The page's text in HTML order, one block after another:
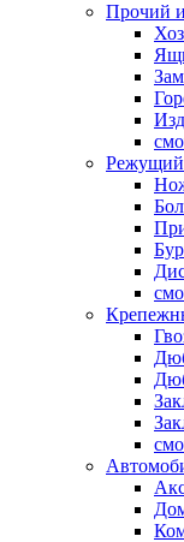
Прочий
Режущий